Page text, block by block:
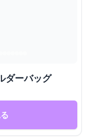
ダーバッグ